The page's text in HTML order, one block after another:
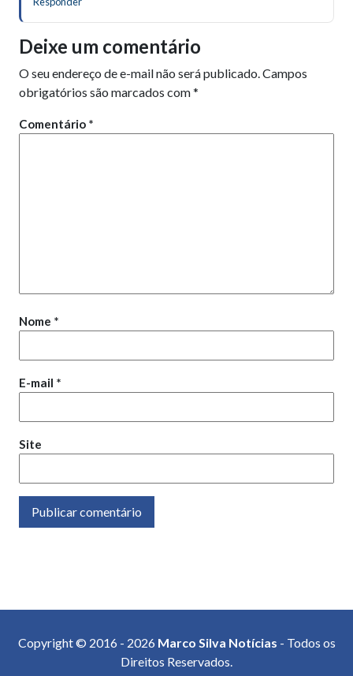
Deixe um comentário
O seu endereço de e-mail não será publicado.Campos
obrigatórios são marcados com*
Comentário *
Nome *
E-mail *
Site
Copyright © 2016 - 2026 Marco Silva Notícias - Todos os
Direitos Reservados.